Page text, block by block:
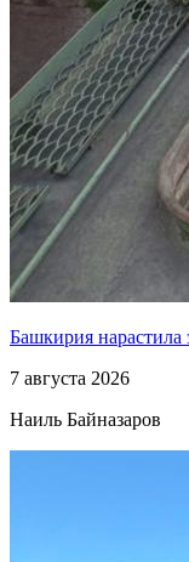
Башкирия нарастила
7 августа 2026
Наиль Байназаров